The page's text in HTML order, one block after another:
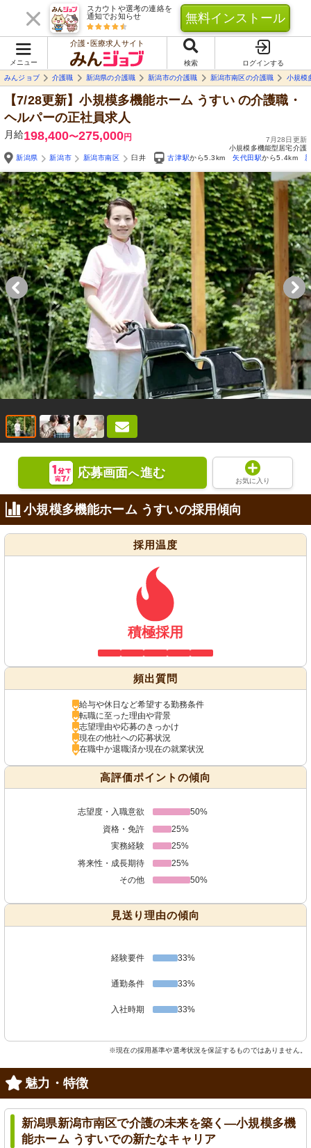
スカウトや選考の連絡を
通知でお知らせ
無料インストール
メニュー
介護･医療求人サイト
検索
ログインする
みんジョブ
介護職 新潟県の介護職 新潟市の介護職 新潟市南区の介護職 小規模
【7/28更新】小規模多機能ホーム うすいの介護職・
ヘルパーの正社員求人
月給198,400〜275,000円
7月28日更新
小規模多機能型居宅介護
新潟県
新潟市 新潟市南区 臼井 古津駅から5.3km 矢代田駅から5.4km
応募画面へ進む
お気に入り
小規模多機能ホーム うすいの採用傾向
採用温度
積極採用
頻出質問
給与や休日など希望する勤務条件
転職に至った理由や背景
志望理由や応募のきっかけ
現在の他社への応募状況
在職中か退職済か現在の就業状況
高評価ポイントの傾向
志望度・入職意欲
50%
資格・免許
25%
実務経験
25%
将来性・成長期待
25%
その他
50%
見送り理由の傾向
経験要件 33%
通勤条件 33%
入社時期 33%
※現在の採用基準や選考状況を保証するものではありません。
魅力・特徴
新潟県新潟市南区で介護の未来を築く—小規模多機
能ホーム うすいでの新たなキャリア